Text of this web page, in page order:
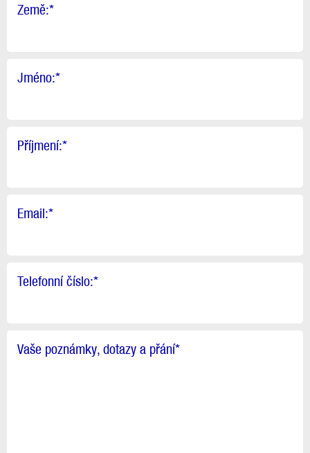
Země:*
Jméno:*
Příjmení:*
Email:*
Telefonní číslo:*
Vaše poznámky, dotazy a přání*